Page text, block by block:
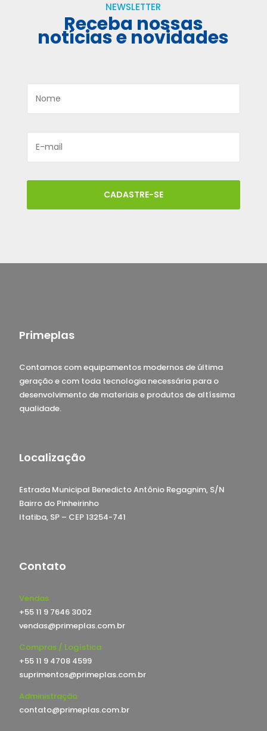
NEWSLETTER
Receba nossas
notícias e novidades
CADASTRE-SE
Primeplas
Contamos com equipamentos modernos de última
geração e com toda tecnologia necessária para o
desenvolvimento de materiais e produtos de altíssima
qualidade.
Localização
Estrada Municipal Benedicto Antônio Regagnim, S/N
Bairro do Pinheirinho
Itatiba, SP – CEP 13254-741
Contato
Vendas
+55 11 9 7646 3002
vendas@primeplas.com.br
Compras / Logística
+55 11 9 4708 4599
suprimentos@primeplas.com.br
Administração
contato@primeplas.com.br